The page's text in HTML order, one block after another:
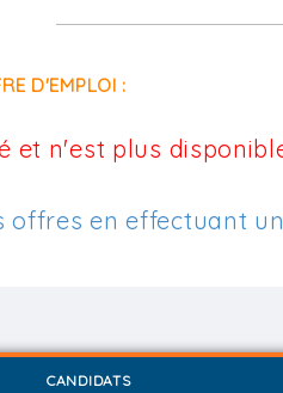
D'EMPLOI :
et n'est plus
offres en effectuant
CANDIDATS